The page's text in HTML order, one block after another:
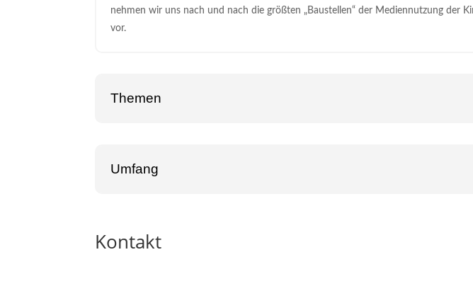
nehmen wir uns nach und nach die größten „Baustellen“ der Mediennutzung der
vor.
Themen
Umfang
Kontakt